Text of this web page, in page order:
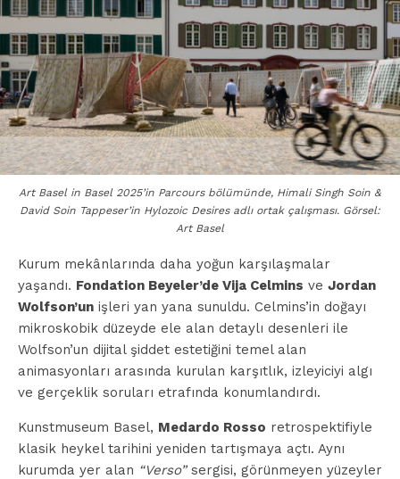
Art Basel in Basel 2025’in Parcours bölümünde, Himali Singh Soin &
David Soin Tappeser’in Hylozoic Desires adlı ortak çalışması. Görsel:
Art Basel
Kurum mekânlarında daha yoğun karşılaşmalar
yaşandı. Fondation Beyeler’de Vija Celmins ve Jordan
Wolfson’un işleri yan yana sunuldu. Celmins’in doğayı
mikroskobik düzeyde ele alan detaylı desenleri ile
Wolfson’un dijital şiddet estetiğini temel alan
animasyonları arasında kurulan karşıtlık, izleyiciyi algı
ve gerçeklik soruları etrafında konumlandırdı.
Kunstmuseum Basel, Medardo Rosso retrospektifiyle
klasik heykel tarihini yeniden tartışmaya açtı. Aynı
kurumda yer alan “Verso”sergisi, görünmeyen yüzeyler